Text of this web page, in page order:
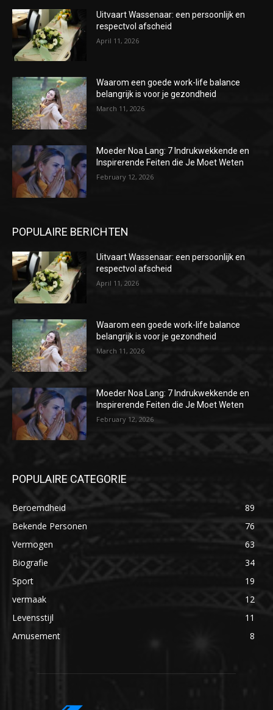
Uitvaart Wassenaar: een persoonlijk en
respectvol afscheid
April 11, 2026
Waarom een goede work-life balance
belangrijk is voor je gezondheid
March 11, 2026
Moeder Noa Lang: 7 Indrukwekkende en
Inspirerende Feiten die Je Moet Weten
February 12, 2026
POPULAIRE BERICHTEN
Uitvaart Wassenaar: een persoonlijk en
respectvol afscheid
April 11, 2026
Waarom een goede work-life balance
belangrijk is voor je gezondheid
March 11, 2026
Moeder Noa Lang: 7 Indrukwekkende en
Inspirerende Feiten die Je Moet Weten
February 12, 2026
POPULAIRE CATEGORIE
Beroemdheid
89
Bekende Personen
76
Vermogen
63
Biografie
34
Sport
19
vermaak
12
Levensstijl
11
Amusement
8